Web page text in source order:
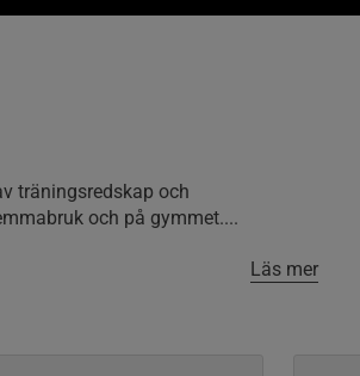
träningsredskap och
och på gymmet....
Läs mer